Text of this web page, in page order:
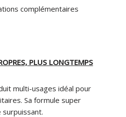
complémentaires
PLUS LONGTEMPS
multi-usages idéal pour
Sa formule super
surpuissant.